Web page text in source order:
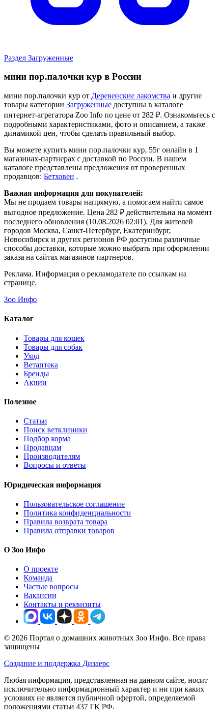
Раздел Загруженные
мини пор.палочки кур в России
мини пор.палочки кур от Деревенские лакомства и другие
товары категории Загруженные доступны в каталоге
интернет-агрегатора Zoo Info по цене от 282 ₽. Ознакомьтесь с
подробными характеристиками, фото и описанием, а также
динамикой цен, чтобы сделать правильный выбор.
Вы можете купить мини пор.палочки кур, 55г онлайн в 1
магазинах-партнерах с доставкой по России. В нашем
каталоге представлены предложения от проверенных
продавцов: Бетховен .
Важная информация для покупателей:
Мы не продаем товары напрямую, а помогаем найти самое
выгодное предложение. Цена 282 ₽ действительна на момент
последнего обновления (10.08.2026 02:01). Для жителей
городов Москва, Санкт-Петербург, Екатеринбург,
Новосибирск и других регионов РФ доступны различные
способы доставки, которые можно выбрать при оформлении
заказа на сайтах магазинов партнеров.
Реклама. Информация о рекламодателе по ссылкам на
странице.
Зоо Инфо
Каталог
Товары для кошек
Товары для собак
Уход
Ветаптека
Бренды
Акции
Полезное
Статьи
Поиск ветклиники
Подбор корма
Продавцам
Производителям
Вопросы и ответы
Юридическая информация
Пользовательское соглашение
Политика конфиденциальности
Правила возврата товара
Правила отправки товаров
О Зоо Инфо
О проекте
Команда
Частые вопросы
Вакансии
Контакты и реквизиты
© 2026 Портал о домашних животных Зоо Инфо. Все права
защищены
Создание и поддержка Дизаерс
Любая информация, представленная на данном сайте, носит
исключительно информационный характер и ни при каких
условиях не является публичной офертой, определяемой
положениями статьи 437 ГК РФ.